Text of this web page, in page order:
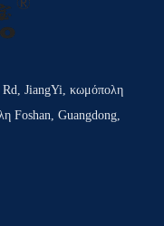
JiangYi, κωμόπολη
Foshan, Guangdong,